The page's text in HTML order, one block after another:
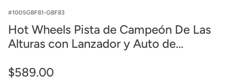
1005GBF81-GBF83
Hot Wheels Pista de Campeón De Las
Alturas con Lanzador y Auto de
$589.00